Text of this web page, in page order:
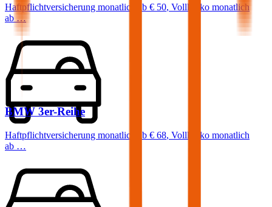
Haftpflichtversicherung monatlich ab € 50, Vollkasko monatlich
ab …
BMW 3er-Reihe
Haftpflichtversicherung monatlich ab € 68, Vollkasko monatlich
ab …